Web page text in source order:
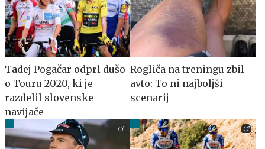
Tadej Pogačar odprl dušo
o Touru 2020, ki je
razdelil slovenske
navijače
Rogliča na treningu zbil
avto: To ni najboljši
scenarij